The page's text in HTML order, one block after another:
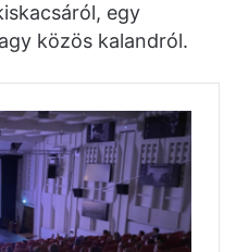
egy
közös kalandról.